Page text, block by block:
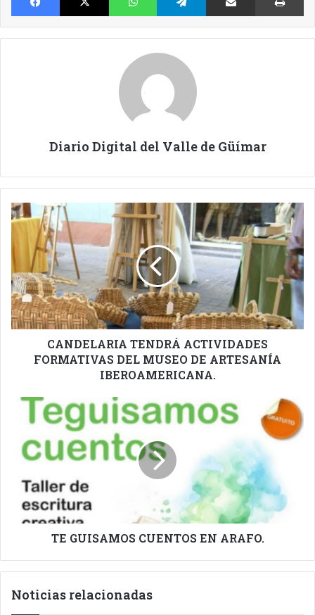
Diario Digital del Valle de Güímar
CANDELARIA
TENDRÁ
ACTIVIDADES
FORMATIVAS
DEL
MUSEO
DE
ARTESANÍA
IBEROAMERICANA.
CANDELARIA TENDRÁ ACTIVIDADES
FORMATIVAS DEL MUSEO DE ARTESANÍA
IBEROAMERICANA.
GUISAMOS
EN
ARAFO.
TE GUISAMOS CUENTOS EN ARAFO.
Noticias relacionadas